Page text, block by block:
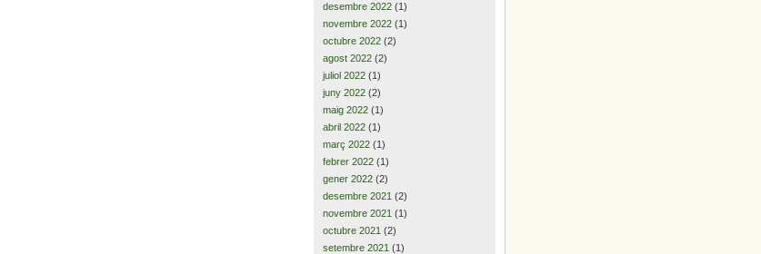
desembre 2022 (1)
novembre 2022 (1)
octubre 2022 (2)
agost 2022 (2)
juliol 2022 (1)
juny 2022 (2)
maig 2022 (1)
abril 2022 (1)
març 2022 (1)
febrer 2022 (1)
gener 2022 (2)
desembre 2021 (2)
novembre 2021 (1)
octubre 2021 (2)
setembre 2021 (1)